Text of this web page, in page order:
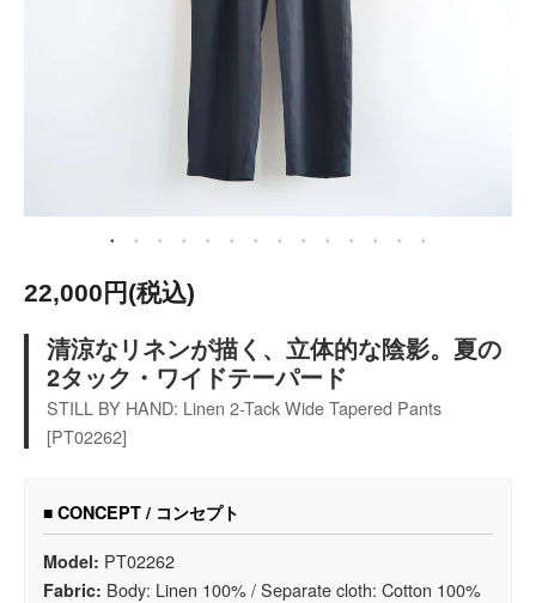
22,000円(税込)
清涼なリネンが描く、立体的な陰影。夏の
2タック・ワイドテーパード
STILL BY HAND: Linen 2-Tack Wide Tapered Pants
[PT02262]
■ CONCEPT / コンセプト
Model: PT02262
Fabric: Body: Linen 100% / Separate cloth: Cotton 100%